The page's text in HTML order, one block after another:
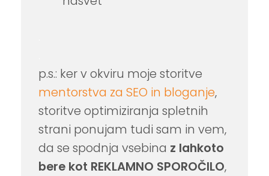
p.s.: ker v okviru moje storitve
mentorstva za SEO in bloganje,
storitve optimiziranja spletnih
strani ponujam tudi sam in vem,
da se spodnja vsebina z lahkoto
bere kot REKLAMNO SPOROČILO,